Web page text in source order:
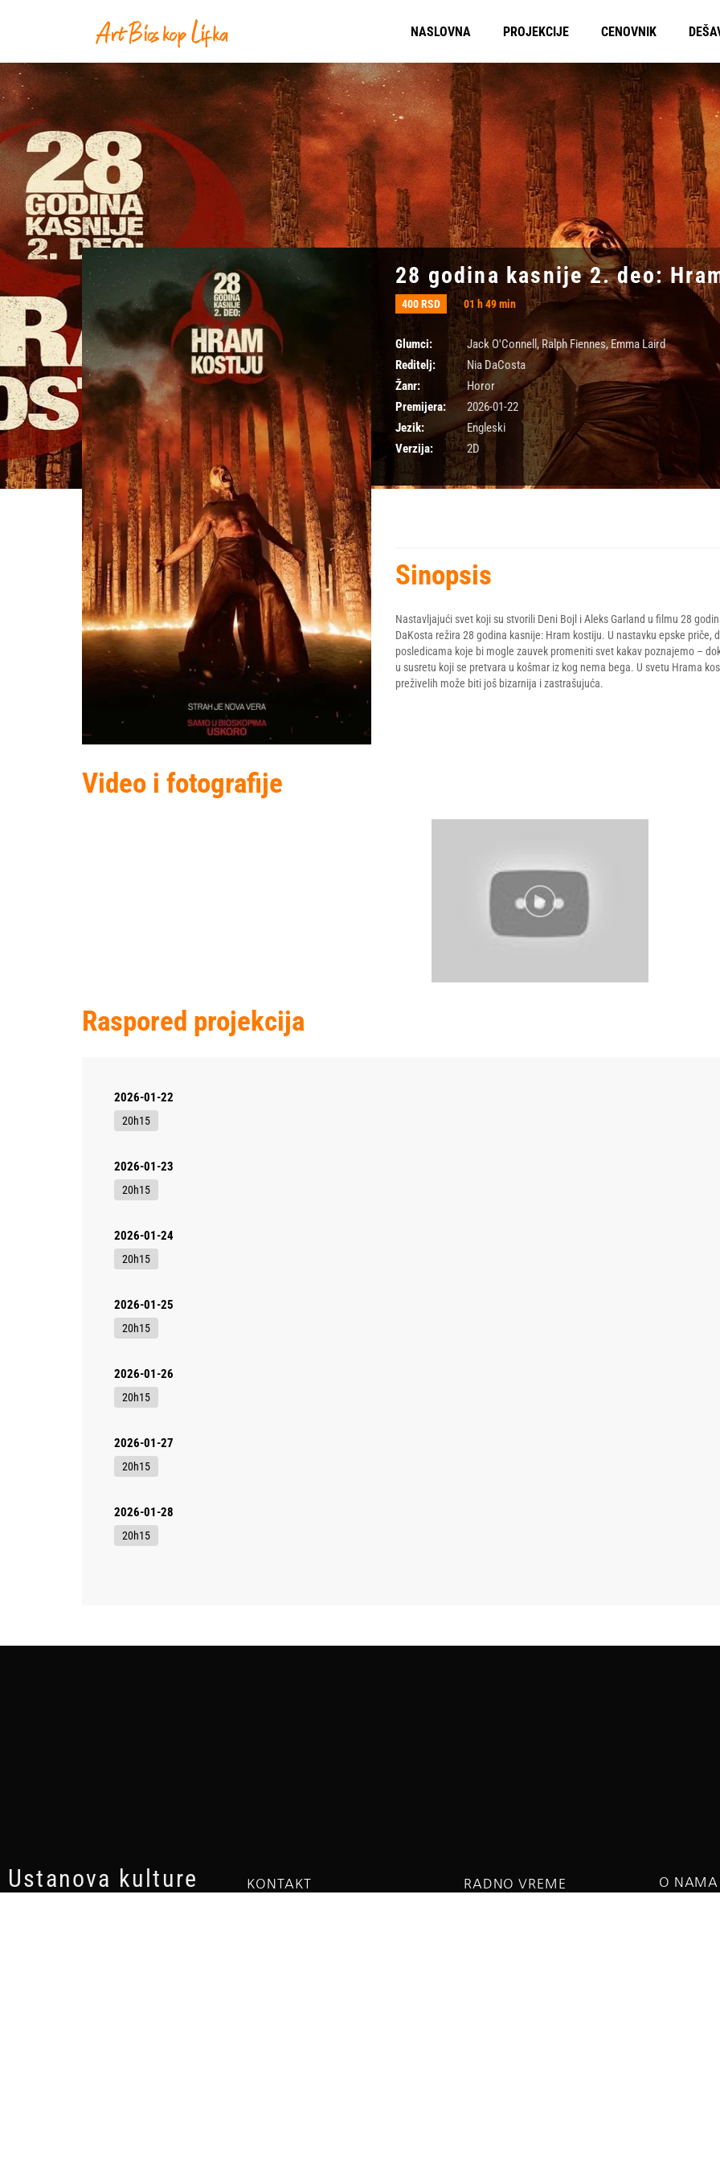
NASLOVNA PROJEKCIJE CENOVNIK
28 godina kasnije 2. deo:
400 RSD 01 h 49 min
Glumci: Jack O'Connell , Ralph Fiennes,Emma Laird
Reditelj:
Nia DaCosta
Žanr:
Horor
Premijera:
2026-01-22
Jezik:
Engleski
Verzija:
2D
Sinopsis
Nastavljajući svet koji su stvorili Deni Bojl i Aleks Garland u filmu 28
DaKosta režira 28 godina kasnije: Hram kostiju. U nastavku epske priče,
posledicama koje bi mogle zauvek promeniti svet kakav poznajemo –
u susretu koji se pretvara u košmar iz kog nema bega. U svetu Hrama
preživelih može biti još bizarnija i zastrašujuća.
Video i fotografije
Raspored projekcija
2026-01-22
20h15
2026-01-23
20h15
2026-01-24
20h15
2026-01-25
20h15
2026-01-26
20h15
2026-01-27
20h15
2026-01-28
20h15
Ustanova kulture
KONTAKT RADNO VREME O NAMA